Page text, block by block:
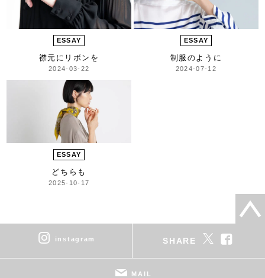
ESSAY
襟元にリボンを
2024-03-22
ESSAY
制服のように
2024-07-12
ESSAY
どちらも
2025-10-17
instagram SHARE
MAIL